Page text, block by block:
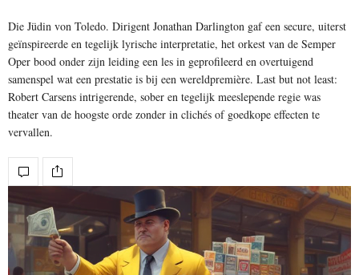
Die Jüdin von Toledo. Dirigent Jonathan Darlington gaf een secure, uiterst
geïnspireerde en tegelijk lyrische interpretatie, het orkest van de Semper
Oper bood onder zijn leiding een les in geprofileerd en overtuigend
samenspel wat een prestatie is bij een wereldpremière. Last but not least:
Robert Carsens intrigerende, sober en tegelijk meeslepende regie was
theater van de hoogste orde zonder in clichés of goedkope effecten te
vervallen.